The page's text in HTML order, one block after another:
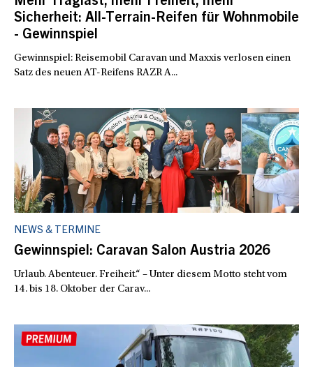
NEWS & TERMINE
Gewinnspiel: Caravan Salon Austria 2026
Urlaub. Abenteuer. Freiheit.“ – Unter diesem Motto steht vom
14. bis 18. Oktober der Carav...
Sicherheit: All-Terrain-Reifen für Wohnmobile
- Gewinnspiel
Gewinnspiel: Reisemobil Caravan und Maxxis verlosen einen
Satz des neuen AT-Reifens RAZR A...